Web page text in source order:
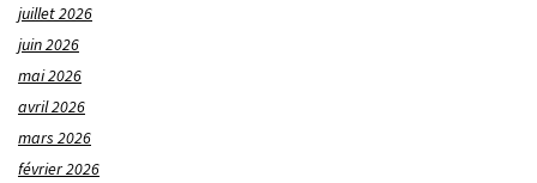
juillet 2026
juin 2026
mai 2026
avril 2026
mars 2026
février 2026